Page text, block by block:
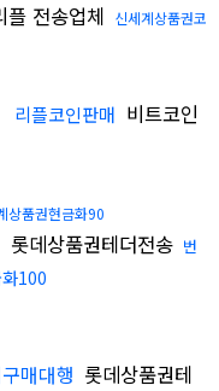
플 전송업체 신세계상품권코
리플코인판매 비트코인
상품권현금화90
롯데상품권테더전송 번
100
매대행 롯데상품권테